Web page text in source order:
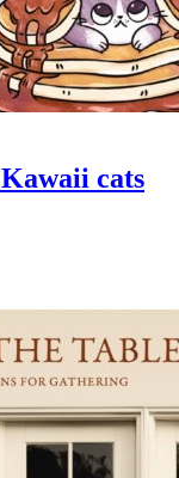
Kawaii cats